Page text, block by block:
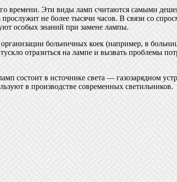
времени. Эти виды ламп считаются самыми
не более тысячи часов. В связи со
особых знаний при замене лампы.
больничных коек (например, в
отразиться на лампе и вызвать проблемы
в источнике света — газозарядном
в производстве современных светильников.